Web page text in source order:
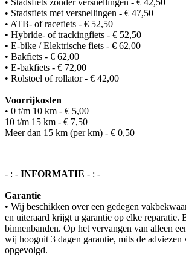
• Stadsfiets zonder versnellingen - € 42,50
• Stadsfiets met versnellingen - € 47,50
• ATB- of racefiets - € 52,50
• Hybride- of trackingfiets - € 52,50
• E-bike / Elektrische fiets - € 62,00
• Bakfiets - € 62,00
• E-bakfiets - € 72,00
• Rolstoel of rollator - € 42,00
Voorrijkosten
• 0 t/m 10 km - € 5,00
10 t/m 15 km - € 7,50
Meer dan 15 km (per km) - € 0,50
- : - INFORMATIE - : -
Garantie
• Wij beschikken over een gedegen
en uiteraard krijgt u garantie op elke reparatie.
binnenbanden. Op het vervangen van alleen
wij hooguit 3 dagen garantie, mits de adviezen
opgevolgd.